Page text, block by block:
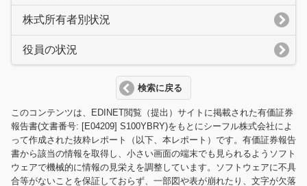
株式所有者別状況
役員の状況
検索に戻る
このコンテンツは、EDINET閲覧（提出）サイトに掲載された有価証券
報告書(文書番号: [E04209] S100YBRY)をもとにシーフル株式会社によ
って作成された抜粋レポート（以下、本レポート）です。有価証券報告
書から該当の情報を取得し、小さい画面の端末でも見られるようソフト
ウェアで機械的に情報の見栄えを調整しています。ソフトウェアに不具
合等がないことを保証しておらず、一部図や表が崩れたり、文字が欠落